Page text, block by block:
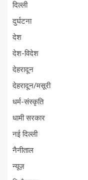
दिल्ली
दुर्घटना
देश
देश-विदेश
देहरादून
देहरादून/मसूरी
धर्म-संस्कृति
धामी सरकार
नई दिल्ली
नैनीताल
न्यूज़